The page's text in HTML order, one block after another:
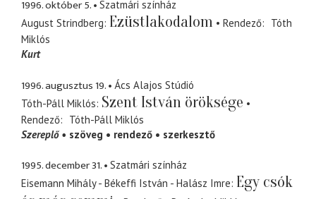
1996. október 5.
Szatmári színház
August Strindberg Ezüstlakodalom Rendező
Tóth
Miklós
Kurt
1996. augusztus 19.
Ács Alajos Stúdió
Tóth-Páll Miklós Szent István öröksége
Rendező
Tóth-Páll Miklós
Szereplő
szöveg rendező szerkesztő
1995. december 31.
Szatmári színház
Eisemann Mihály - Békeffi István - Halász Imre Egy csók